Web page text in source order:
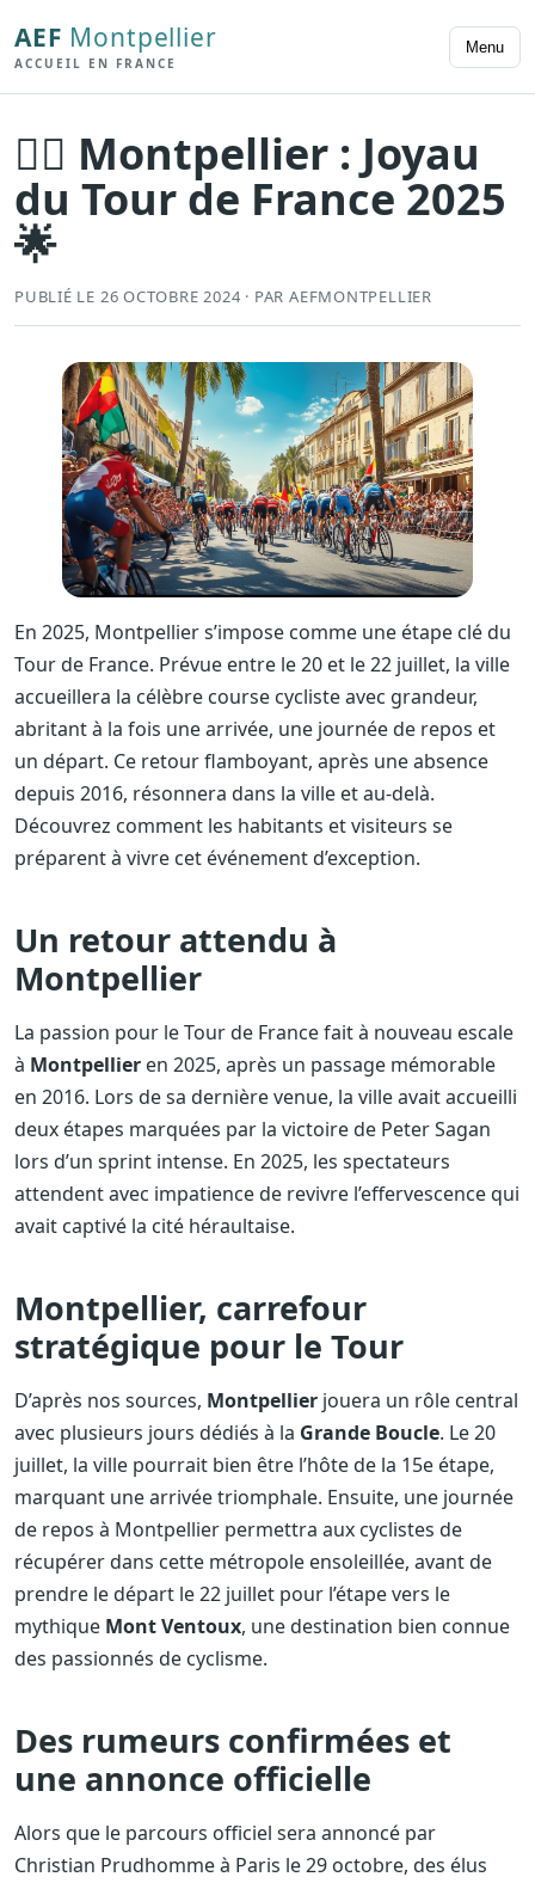
AEF Montpellier
ACCUEIL EN FRANCE
Menu
🚴‍♂️ Montpellier : Joyau
du Tour de France 2025
🌟
PUBLIÉ LE 26 OCTOBRE 2024 · PAR AEFMONTPELLIER
En 2025, Montpellier s’impose comme une étape clé du
Tour de France. Prévue entre le 20 et le 22 juillet, la ville
accueillera la célèbre course cycliste avec grandeur,
abritant à la fois une arrivée, une journée de repos et
un départ. Ce retour flamboyant, après une absence
depuis 2016, résonnera dans la ville et au-delà.
Découvrez comment les habitants et visiteurs se
préparent à vivre cet événement d’exception.
Un retour attendu à
Montpellier
La passion pour le Tour de France fait à nouveau escale
à Montpellier en 2025, après un passage mémorable
en 2016. Lors de sa dernière venue, la ville avait accueilli
deux étapes marquées par la victoire de Peter Sagan
lors d’un sprint intense. En 2025, les spectateurs
attendent avec impatience de revivre l’effervescence qui
avait captivé la cité héraultaise.
Montpellier, carrefour
stratégique pour le Tour
D’après nos sources, Montpellier jouera un rôle central
avec plusieurs jours dédiés à la Grande Boucle. Le 20
juillet, la ville pourrait bien être l’hôte de la 15e étape,
marquant une arrivée triomphale. Ensuite, une journée
de repos à Montpellier permettra aux cyclistes de
récupérer dans cette métropole ensoleillée, avant de
prendre le départ le 22 juillet pour l’étape vers le
mythique Mont Ventoux, une destination bien connue
des passionnés de cyclisme.
Des rumeurs confirmées et
une annonce officielle
Alors que le parcours officiel sera annoncé par
Christian Prudhomme à Paris le 29 octobre, des élus